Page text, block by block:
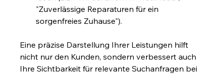
"Zuverlässige Reparaturen für ein
sorgenfreies Zuhause").
Eine präzise Darstellung Ihrer Leistungen hilft
nicht nur den Kunden, sondern verbessert auch
Ihre Sichtbarkeit für relevante Suchanfragen bei